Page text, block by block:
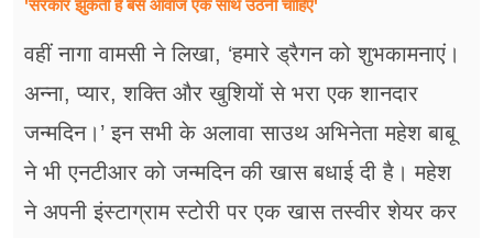
'सरकार झुकती है बस आवाज एक साथ उठनी चाहिए'
वहीं नागा वामसी ने लिखा, ‘हमारे ड्रैगन को शुभकामनाएं।
अन्ना, प्यार, शक्ति और खुशियों से भरा एक शानदार
जन्मदिन।’ इन सभी के अलावा साउथ अभिनेता महेश बाबू
ने भी एनटीआर को जन्मदिन की खास बधाई दी है। महेश
ने अपनी इंस्टाग्राम स्टोरी पर एक खास तस्वीर शेयर कर